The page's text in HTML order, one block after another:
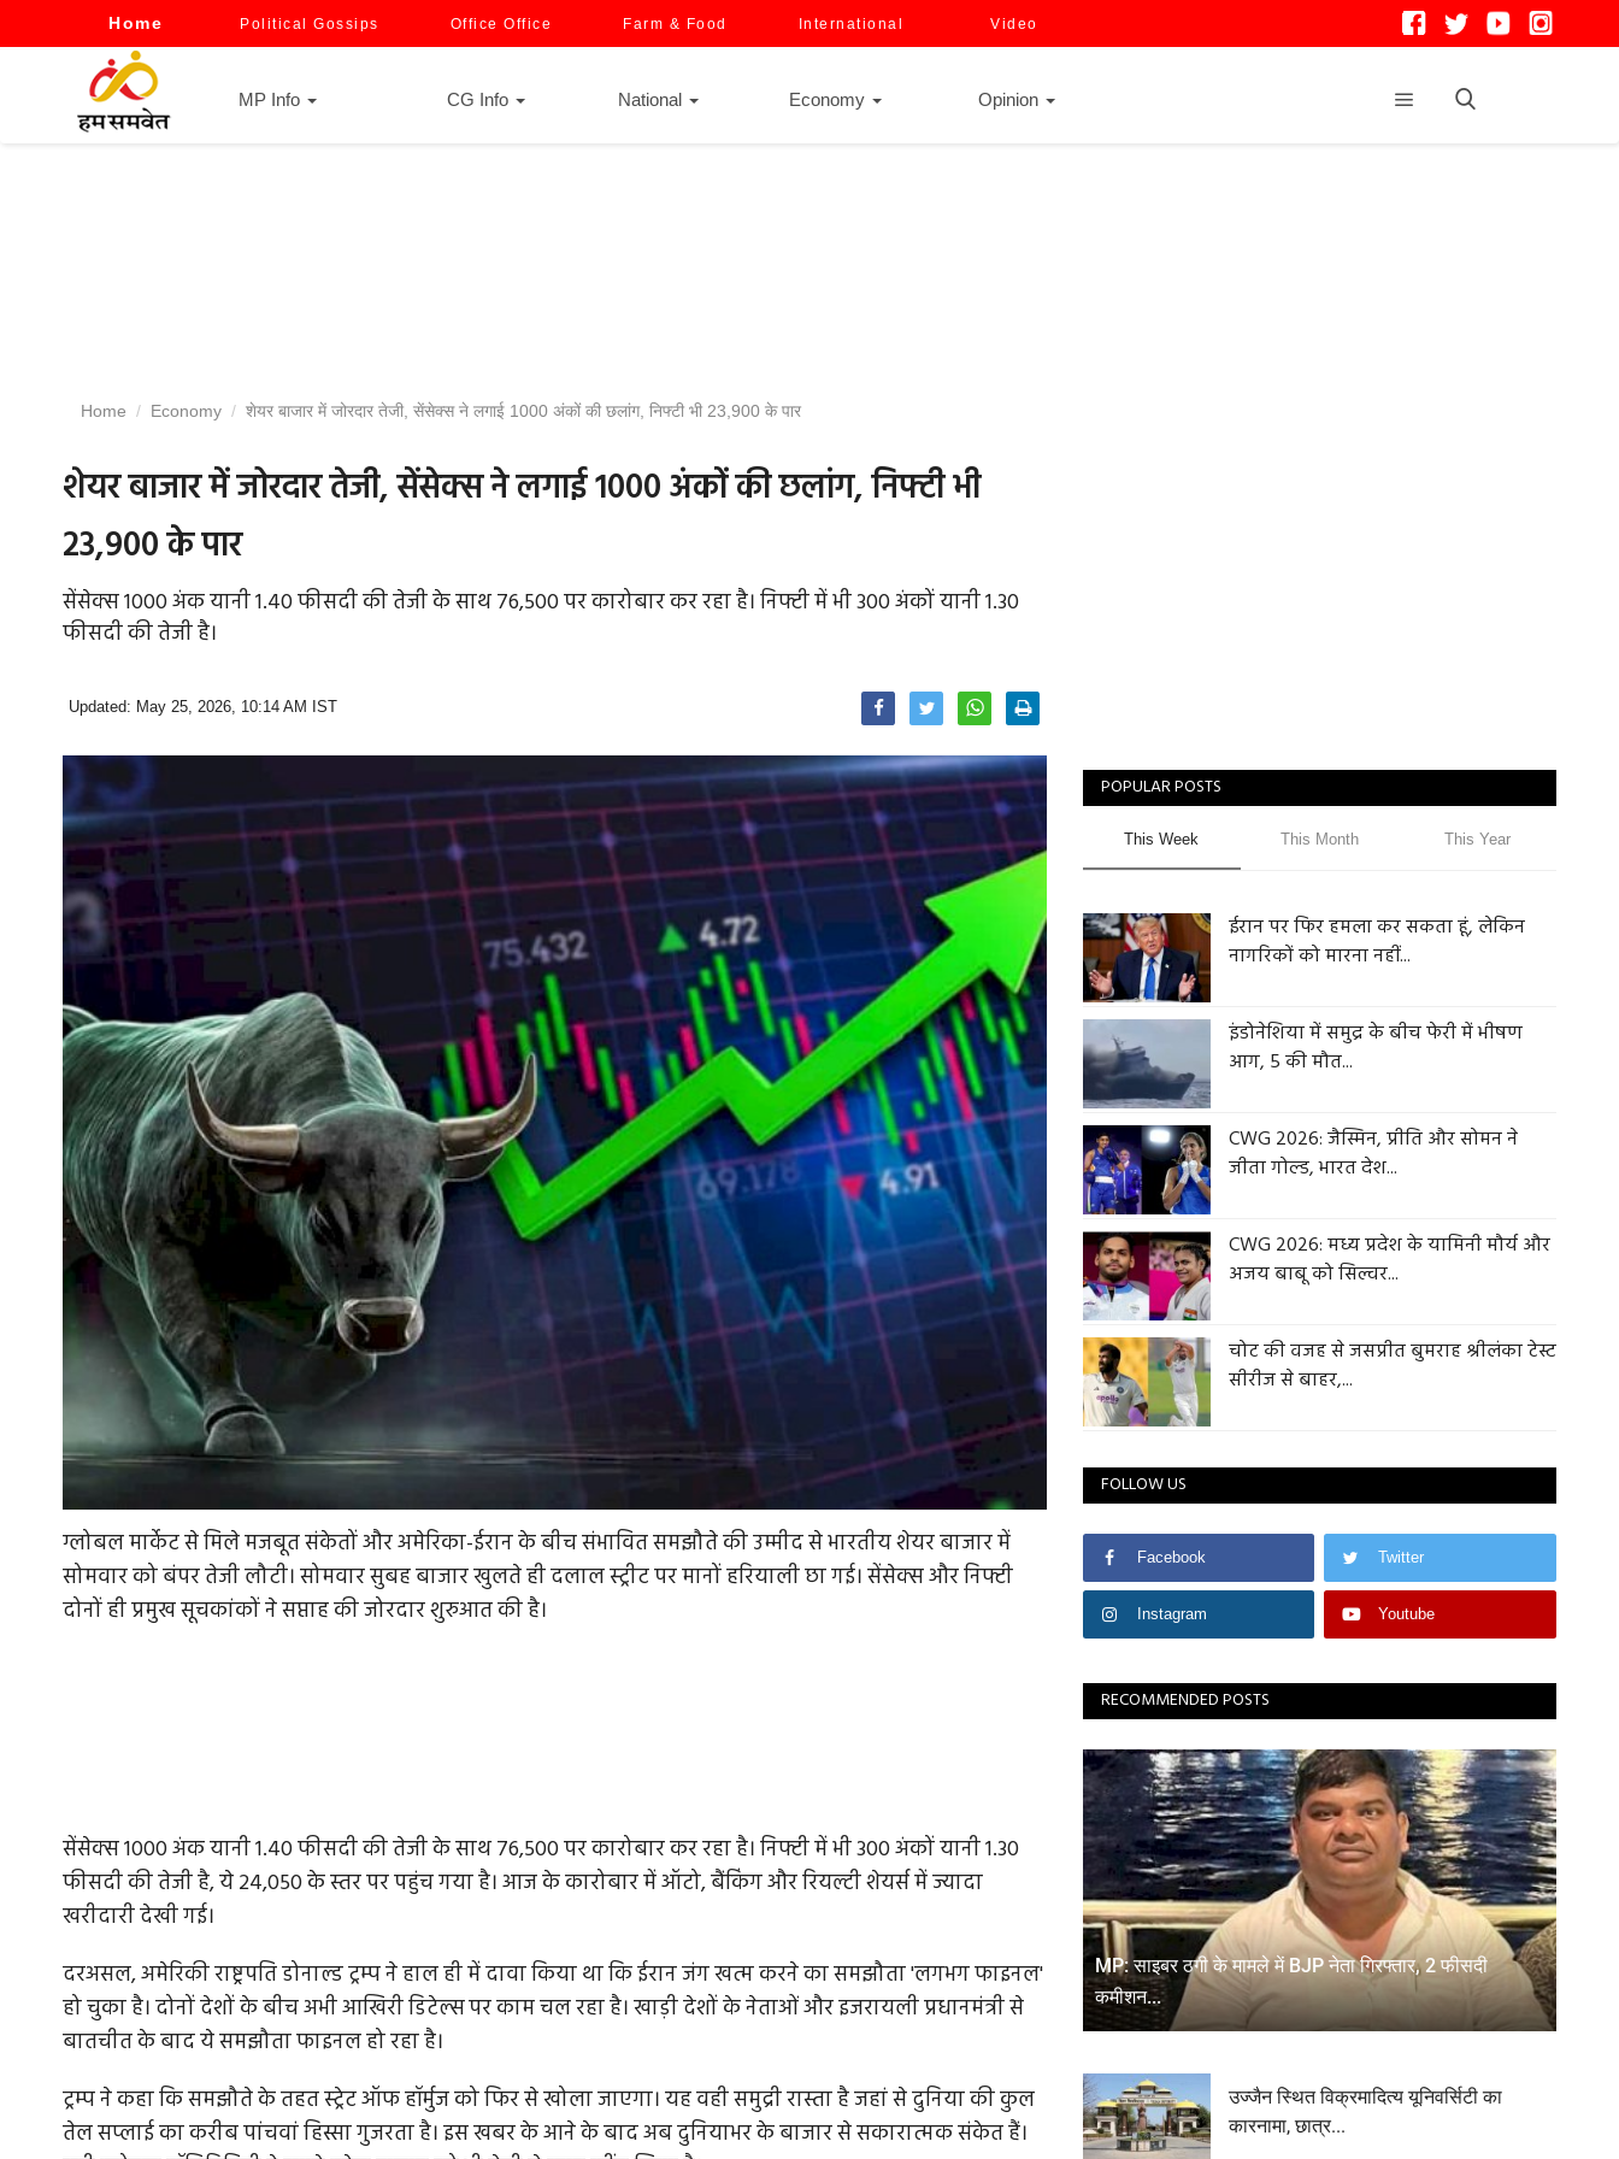
Home Political Gossips Office Office Farm & Food International Video
MP Info CG Info National Economy Opinion
Home Economy शेयर बाजार में जोरदार तेजी, सेंसेक्स ने लगाई 1000 अंकों की छलांग, निफ्टी भी 23,900 के पार
शेयर बाजार में जोरदार तेजी, सेंसेक्स ने लगाई 1000 अंकों की छलांग, निफ्टी भी
23,900 के पार
सेंसेक्स 1000 अंक यानी 1.40 फीसदी की तेजी के साथ 76,500 पर कारोबार कर रहा है। निफ्टी में भी 300 अंकों यानी 1.30
फीसदी की तेजी है।
Updated: May 25, 2026, 10:14 AM IST
ग्लोबल मार्केट से मिले मजबूत संकेतों और अमेरिका-ईरान के बीच संभावित समझौते की उम्मीद से भारतीय शेयर बाजार में
सोमवार को बंपर तेजी लौटी। सोमवार सुबह बाजार खुलते ही दलाल स्ट्रीट पर मानों हरियाली छा गई। सेंसेक्स और निफ्टी
दोनों ही प्रमुख सूचकांकों ने सप्ताह की जोरदार शुरुआत की है।
सेंसेक्स 1000 अंक यानी 1.40 फीसदी की तेजी के साथ 76,500 पर कारोबार कर रहा है। निफ्टी में भी 300 अंकों यानी 1.30
फीसदी की तेजी है, ये 24,050 के स्तर पर पहुंच गया है। आज के कारोबार में ऑटो, बैंकिंग और रियल्टी शेयर्स में ज्यादा
खरीदारी देखी गई।
दरअसल, अमेरिकी राष्ट्रपति डोनाल्ड ट्रम्प ने हाल ही में दावा किया था कि ईरान जंग खत्म करने का समझौता 'लगभग फाइनल'
हो चुका है। दोनों देशों के बीच अभी आखिरी डिटेल्स पर काम चल रहा है। खाड़ी देशों के नेताओं और इजरायली प्रधानमंत्री से
बातचीत के बाद ये समझौता फाइनल हो रहा है।
ट्रम्प ने कहा कि समझौते के तहत स्ट्रेट ऑफ हॉर्मुज को फिर से खोला जाएगा। यह वही समुद्री रास्ता है जहां से दुनिया की कुल
तेल सप्लाई का करीब पांचवां हिस्सा गुजरता है। इस खबर के आने के बाद अब दुनियाभर के बाजार से सकारात्मक संकेत हैं।
POPULAR POSTS
This Week This Month This Year
ईरान पर फिर हमला कर सकता हूं, लेकिन
नागरिकों को मारना नहीं...
इंडोनेशिया में समुद्र के बीच फेरी में भीषण
आग, 5 की मौत...
CWG 2026: जैस्मिन, प्रीति और सोमन ने
जीता गोल्ड, भारत देश...
CWG 2026: मध्य प्रदेश के यामिनी मौर्य और
अजय बाबू को सिल्वर...
चोट की वजह से जसप्रीत बुमराह श्रीलंका टेस्ट
सीरीज से बाहर,...
FOLLOW US
Facebook Twitter
Instagram Youtube
RECOMMENDED POSTS
MP: साइबर ठगी के मामले में BJP नेता गिरफ्तार, 2 फीसदी
कमीशन...
उज्जैन स्थित विक्रमादित्य यूनिवर्सिटी का
कारनामा, छात्र...